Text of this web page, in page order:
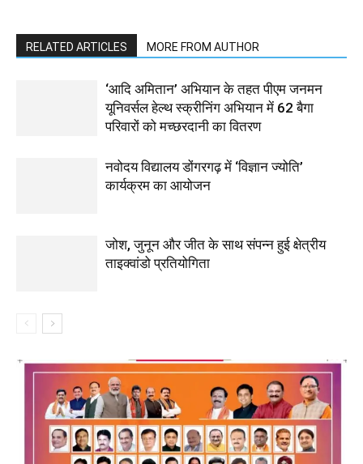
RELATED ARTICLES MORE FROM AUTHOR
‘आदि अमितान’ अभियान के तहत पीएम जनमन
यूनिवर्सल हेल्थ स्क्रीनिंग अभियान में 62 बैगा
परिवारों को मच्छरदानी का वितरण
नवोदय विद्यालय डोंगरगढ़ में ‘विज्ञान ज्योति’
कार्यक्रम का आयोजन
जोश, जुनून और जीत के साथ संपन्न हुई क्षेत्रीय
ताइक्वांडो प्रतियोगिता